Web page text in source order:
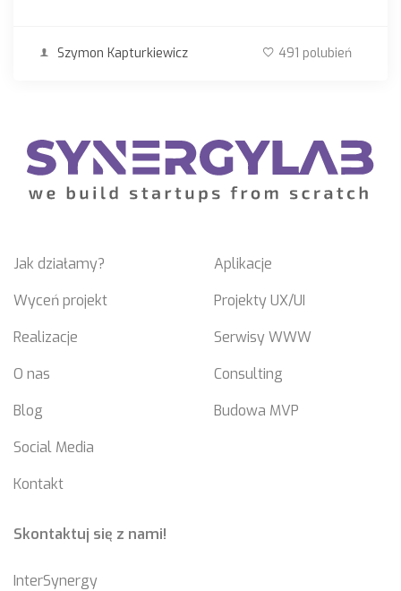
Szymon Kapturkiewicz 491 polubień
Jak działamy?
Wyceń projekt
Realizacje
O nas
Blog
Social Media
Kontakt
Aplikacje
Projekty UX/UI
Serwisy WWW
Consulting
Budowa MVP
Skontaktuj się z nami!
InterSynergy